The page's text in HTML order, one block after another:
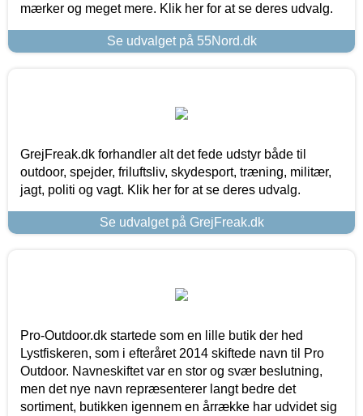
mærker og meget mere. Klik her for at se deres udvalg.
Se udvalget på 55Nord.dk
GrejFreak.dk forhandler alt det fede udstyr både til
outdoor, spejder, friluftsliv, skydesport, træning, militær,
jagt, politi og vagt. Klik her for at se deres udvalg.
Se udvalget på GrejFreak.dk
Pro-Outdoor.dk startede som en lille butik der hed
Lystfiskeren, som i efteråret 2014 skiftede navn til Pro
Outdoor. Navneskiftet var en stor og svær beslutning,
men det nye navn repræsenterer langt bedre det
sortiment, butikken igennem en årrække har udvidet sig